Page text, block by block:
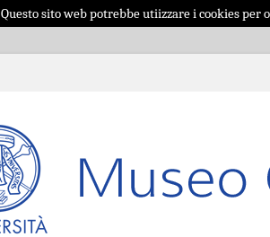
Questo sito web potrebbe utiizzare i cookies